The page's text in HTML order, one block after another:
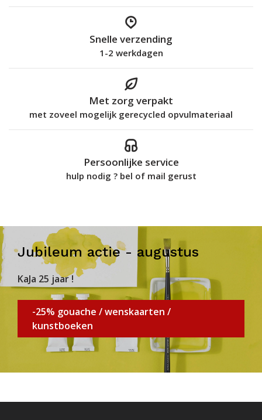
Snelle verzending
1-2 werkdagen
Met zorg verpakt
met zoveel mogelijk gerecycled opvulmateriaal
Persoonlijke service
hulp nodig ? bel of mail gerust
Jubileum actie - augustus
KaJa 25 jaar !
-25% gouache / wenskaarten /
kunstboeken